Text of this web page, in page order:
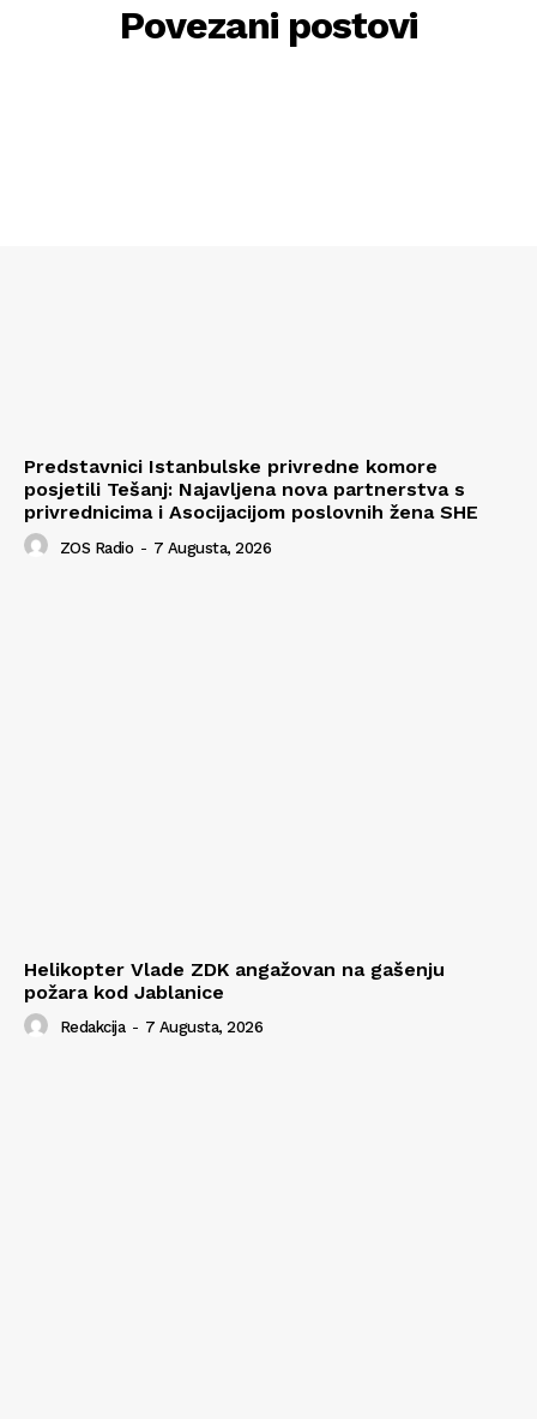
Povezani postovi
Predstavnici Istanbulske privredne komore
posjetili Tešanj: Najavljena nova partnerstva s
privrednicima i Asocijacijom poslovnih žena SHE
ZOS Radio - 7 Augusta, 2026
Helikopter Vlade ZDK angažovan na gašenju
požara kod Jablanice
Redakcija - 7 Augusta, 2026